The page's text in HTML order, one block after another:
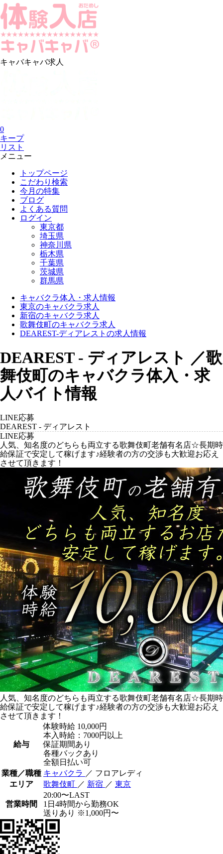
キャバキャバ求人
0
キープ
リスト
メニュー
トップページ
こだわり検索
今月の特集
ブログ
よくある質問
ログイン
東京都
埼玉県
神奈川県
栃木県
千葉県
茨城県
群馬県
キャバクラ体入・求人情報
東京のキャバクラ求人
新宿のキャバクラ求人
歌舞伎町のキャバクラ求人
DEAREST-ディアレストの求人情報
DEAREST - ディアレスト ／歌
舞伎町のキャバクラ体入・求
人バイト情報
LINE応募
DEAREST - ディアレスト
LINE応募
人気、知名度のどちらも両立する歌舞伎町老舗有名店☆長期時
給保証で安定して稼げます♪経験者の方の交渉も大歓迎お応え
させて頂きます！
人気、知名度のどちらも両立する歌舞伎町老舗有名店☆長期時
給保証で安定して稼げます♪経験者の方の交渉も大歓迎お応え
させて頂きます！
給与
体験時給 10,000円
本入時給：7000円以上
保証期間あり
各種バックあり
全額日払い可
業種／職種 キャバクラ ／ フロアレディ
エリア
歌舞伎町 ／ 新宿 ／ 東京
営業時間
20:00〜LAST
1日4時間から勤務OK
送りあり ※1,000円〜